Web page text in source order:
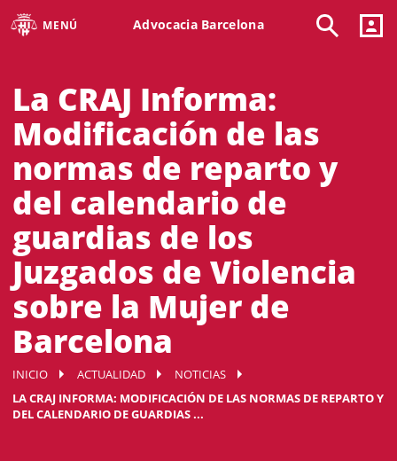
MENÚ Advocacia Barcelona
La CRAJ Informa:
Modificación de las
normas de reparto y
del calendario de
guardias de los
Juzgados de Violencia
sobre la Mujer de
Barcelona
INICIO ACTUALIDAD
NOTICIAS
LA CRAJ INFORMA: MODIFICACIÓN DE LAS NORMAS DE REPARTO Y
DEL CALENDARIO DE GUARDIAS ...